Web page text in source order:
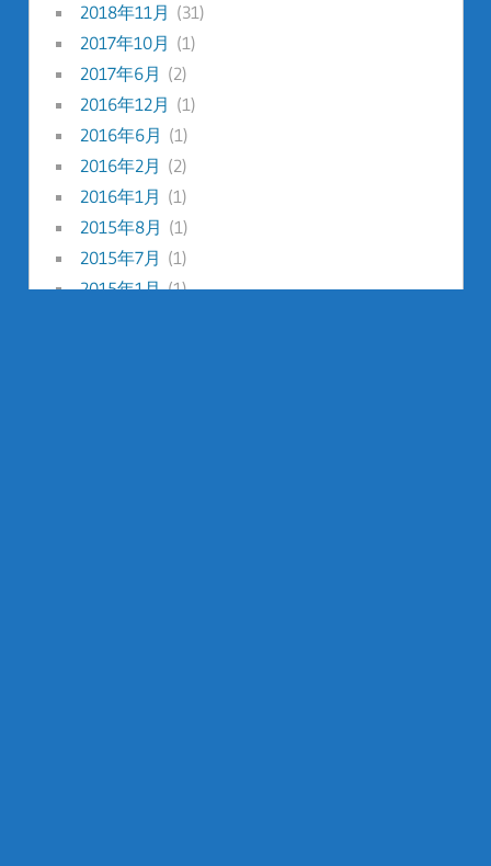
2018年11月 (31)
2017年10月 (1)
2017年6月 (2)
2016年12月 (1)
2016年6月 (1)
2016年2月 (2)
2016年1月 (1)
2015年8月 (1)
2015年7月 (1)
2015年1月(1)